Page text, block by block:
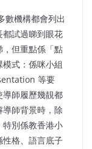
數機構都會列出
試過睇到眼花
但重點係「點
式：係咪小組
等要
師履歷幾靚都
師背景時，除
特別係教香港小
性格、語言底子